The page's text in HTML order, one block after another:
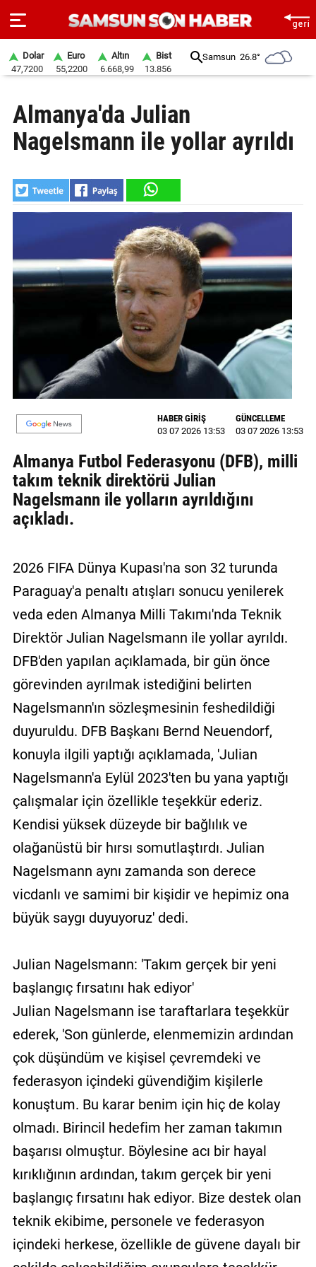
SAYFA
SAMSUN
SAMSUNSPOR
EKONOMİ
GALERİ
YAZARLAR
BİZE
ULAŞIN
Künye
Gizlilik
Politikası
Dolar
47,7200
Euro
55,2200
Altın
6.668,99
Bist
13.856
Samsun 26.8°
Almanya'da Julian
Nagelsmann ile yollar ayrıldı
HABER GİRİŞ
03 07 2026 13:53
GÜNCELLEME
03 07 2026 13:53
Almanya Futbol Federasyonu (DFB), milli
takım teknik direktörü Julian
Nagelsmann ile yolların ayrıldığını
açıkladı.
2026 FIFA Dünya Kupası'na son 32 turunda
Paraguay'a penaltı atışları sonucu yenilerek
veda eden Almanya Milli Takımı'nda Teknik
Direktör Julian Nagelsmann ile yollar ayrıldı.
DFB'den yapılan açıklamada, bir gün önce
görevinden ayrılmak istediğini belirten
Nagelsmann'ın sözleşmesinin feshedildiği
duyuruldu. DFB Başkanı Bernd Neuendorf,
konuyla ilgili yaptığı açıklamada, 'Julian
Nagelsmann'a Eylül 2023'ten bu yana yaptığı
çalışmalar için özellikle teşekkür ederiz.
Kendisi yüksek düzeyde bir bağlılık ve
olağanüstü bir hırsı somutlaştırdı. Julian
Nagelsmann aynı zamanda son derece
vicdanlı ve samimi bir kişidir ve hepimiz ona
büyük saygı duyuyoruz' dedi.
Julian Nagelsmann: 'Takım gerçek bir yeni
başlangıç fırsatını hak ediyor'
Julian Nagelsmann ise taraftarlara teşekkür
ederek, 'Son günlerde, elenmemizin ardından
çok düşündüm ve kişisel çevremdeki ve
federasyon içindeki güvendiğim kişilerle
konuştum. Bu karar benim için hiç de kolay
olmadı. Birincil hedefim her zaman takımın
başarısı olmuştur. Böylesine acı bir hayal
kırıklığının ardından, takım gerçek bir yeni
başlangıç fırsatını hak ediyor. Bize destek olan
teknik ekibime, personele ve federasyon
içindeki herkese, özellikle de güvene dayalı bir